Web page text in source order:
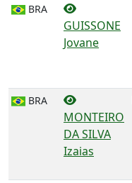
BRA
GUISSONE
Jovane
BRA
MONTEIRO
DA SILVA
Izaias